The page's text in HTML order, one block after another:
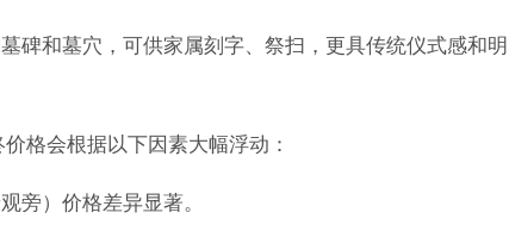
碑和墓穴，可供家属刻字、祭扫，更具传统仪式感和明
格会根据以下因素大幅浮动：
旁）价格差异显著。